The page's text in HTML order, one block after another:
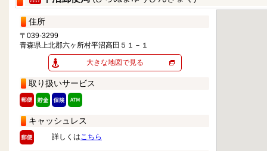
住所
〒039-3299
青森県上北郡六ヶ所村平沼高田５１－１
大きな地図で見る
取り扱いサービス
キャッシュレス
詳しくはこちら